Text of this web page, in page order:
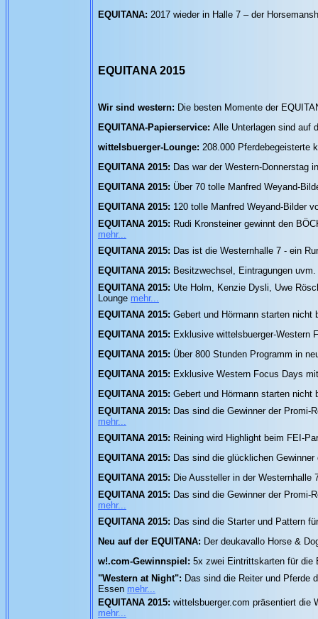
EQUITANA: 2017 wieder in Halle 7 – der
EQUITANA 2015
Wir sind western: Die besten Momente der
EQUITANA-Papierservice: Alle Unterlagen sind auf
wittelsbuerger-Lounge: 208.000 Pferdebegeisterte
EQUITANA 2015: Das war der Western-Donnerstag
EQUITANA 2015: Über 70 tolle Manfred Weyand-
EQUITANA 2015: 120 tolle Manfred Weyand-Bilder
EQUITANA 2015: Rudi Kronsteiner gewinnt den
mehr...
EQUITANA 2015: Das ist die Westernhalle 7 - ein
EQUITANA 2015: Besitzwechsel, Eintragungen
EQUITANA 2015: Ute Holm, Kenzie Dysli, Uwe
Lounge mehr...
EQUITANA 2015: Gebert und Hörmann starten nicht
EQUITANA 2015: Exklusive wittelsbuerger-Western
EQUITANA 2015: Über 800 Stunden Programm in
EQUITANA 2015: Exklusive Western Focus Days
EQUITANA 2015: Gebert und Hörmann starten nicht
EQUITANA 2015: Das sind die Gewinner der Promi-
mehr...
EQUITANA 2015: Reining wird Highlight beim FEI-
EQUITANA 2015: Das sind die glücklichen
EQUITANA 2015: Die Aussteller in der
EQUITANA 2015: Das sind die Gewinner der Promi-
mehr...
EQUITANA 2015: Das sind die Starter und Pattern
Neu auf der EQUITANA: Der deukavallo Horse &
w!.com-Gewinnspiel: 5x zwei Eintrittskarten für die
"Western at Night": Das sind die Reiter und Pferde
Essen mehr...
EQUITANA 2015: wittelsbuerger.com präsentiert die
mehr...